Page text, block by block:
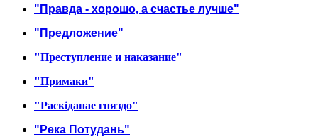
"Правда - хорошо, а счастье лучше"
"Предложение"
"Преступление и наказание"
"Примаки"
"Раскiданае гняздо"
"Река Потудань"